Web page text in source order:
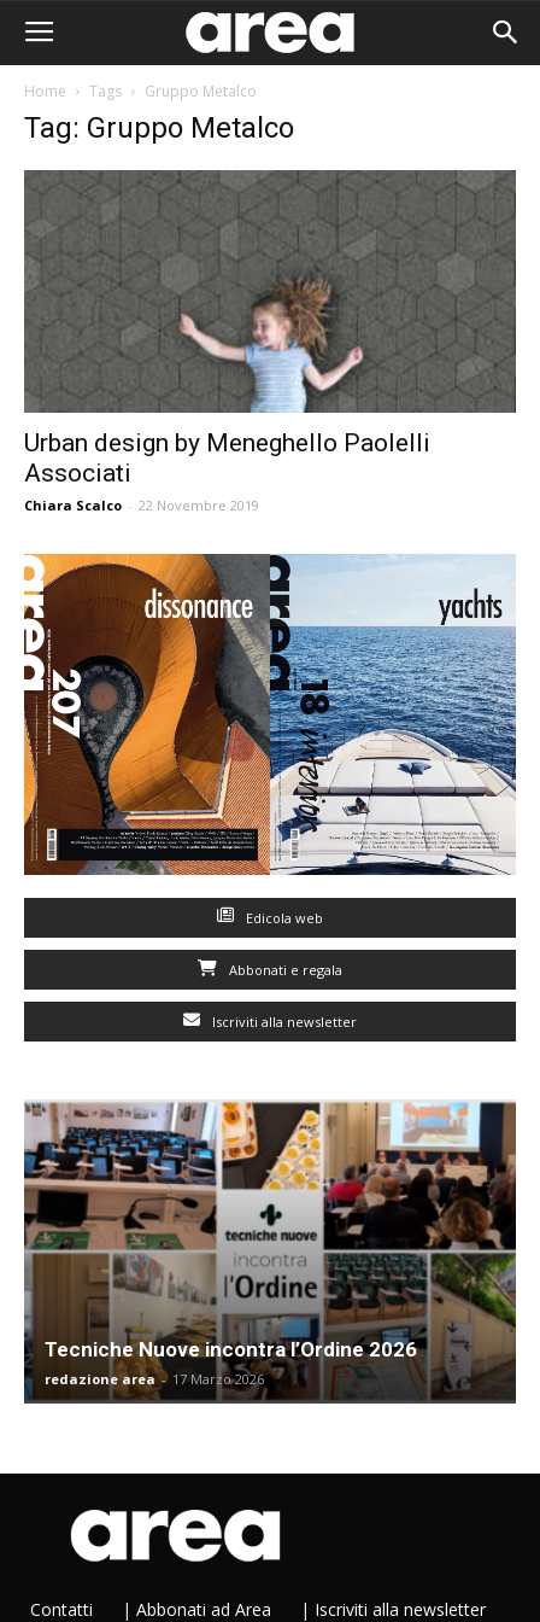
Home Tags Gruppo Metalco
Tag: Gruppo Metalco
Urban design by Meneghello Paolelli
Associati
Chiara Scalco - 22 Novembre 2019
Edicola web
Abbonati e regala
Iscriviti alla newsletter
Tecniche Nuove incontra l’Ordine 2026
redazione area - 17 Marzo 2026
Contatti | Abbonati ad Area | Iscriviti alla newsletter